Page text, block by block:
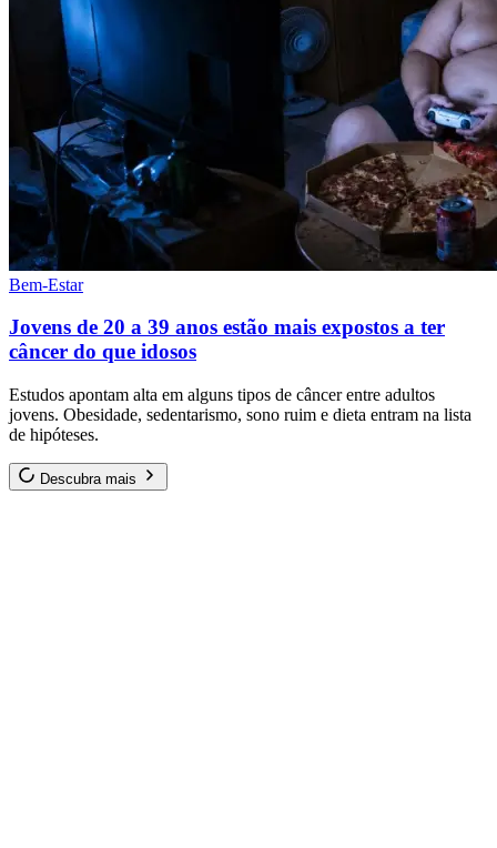
Bem-Estar
Jovens de 20 a 39 anos estão mais expostos a ter
câncer do que idosos
Estudos apontam alta em alguns tipos de câncer entre adultos
jovens. Obesidade, sedentarismo, sono ruim e dieta entram na lista
de hipóteses.
Descubra mais